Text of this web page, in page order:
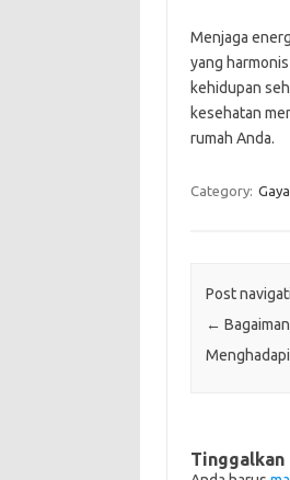
Menjaga
yang
kehidupan
kesehatan
rumah Anda.
Category:
Post
←
Tinggalkan